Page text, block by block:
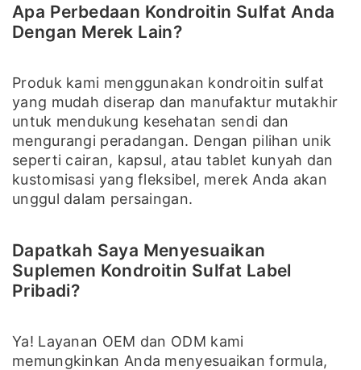
Apa Perbedaan Kondroitin Sulfat Anda
Dengan Merek Lain?
Produk kami menggunakan kondroitin sulfat
yang mudah diserap dan manufaktur mutakhir
untuk mendukung kesehatan sendi dan
mengurangi peradangan. Dengan pilihan unik
seperti cairan, kapsul, atau tablet kunyah dan
kustomisasi yang fleksibel, merek Anda akan
unggul dalam persaingan.
Dapatkah Saya Menyesuaikan
Suplemen Kondroitin Sulfat Label
Pribadi?
Ya! Layanan OEM dan ODM kami
memungkinkan Anda menyesuaikan formula,